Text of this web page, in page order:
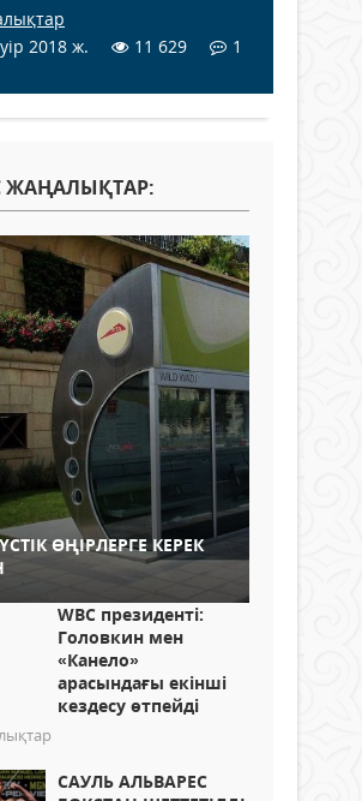
2018 ж.
11 629
1
ЖАҢАЛЫҚТАР:
ӨҢІРЛЕРГЕ КЕРЕК
WBC президенті:
Головкин мен
«Канело»
арасындағы екінші
кездесу өтпейді
САУЛЬ АЛЬВАРЕС